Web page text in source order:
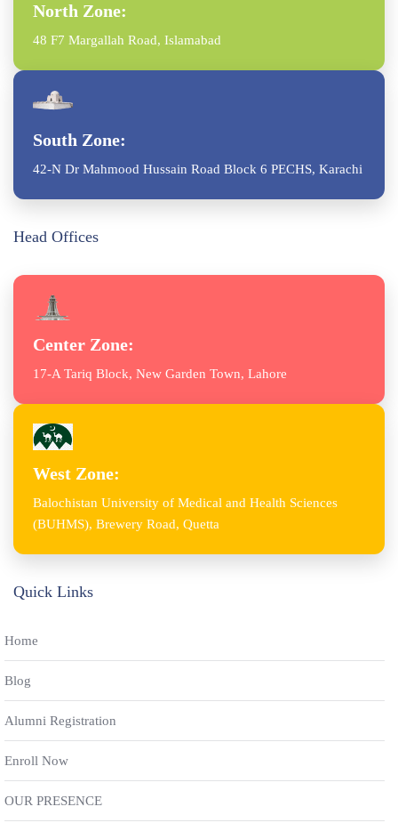
North Zone:
48 F7 Margallah Road, Islamabad
South Zone:
42-N Dr Mahmood Hussain Road Block 6 PECHS, Karachi
Head Offices
Center Zone:
17-A Tariq Block, New Garden Town, Lahore
West Zone:
Balochistan University of Medical and Health Sciences
(BUHMS), Brewery Road, Quetta
Quick Links
Home
Blog
Alumni Registration
Enroll Now
OUR PRESENCE